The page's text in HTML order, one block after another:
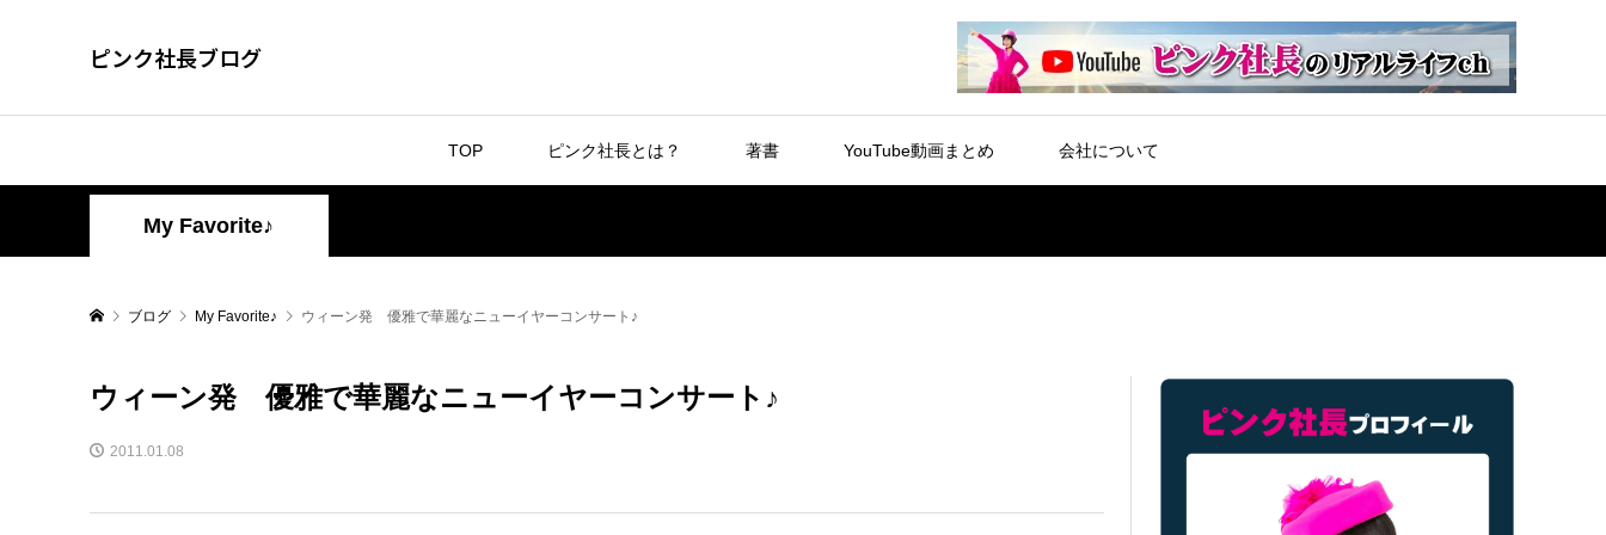
ピンク社長ブログ
TOP ピンク社長とは？ 著書 YouTube動画まとめ 会社について
My Favorite♪
ブログ My Favorite♪ ウィーン発 優雅で華麗なニューイヤーコンサート♪
ウィーン発 優雅で華麗なニューイヤーコンサート♪
2011.01.08